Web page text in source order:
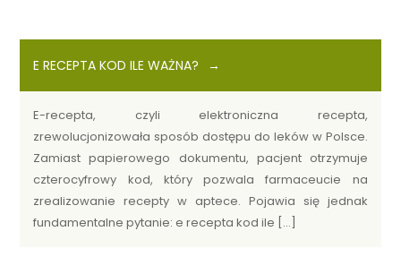
E RECEPTA KOD ILE WAŻNA?
E-recepta, czyli elektroniczna recepta,
zrewolucjonizowała sposób dostępu do leków w Polsce.
Zamiast papierowego dokumentu, pacjent otrzymuje
czterocyfrowy kod, który pozwala farmaceucie na
zrealizowanie recepty w aptece. Pojawia się jednak
fundamentalne pytanie: e recepta kod ile […]